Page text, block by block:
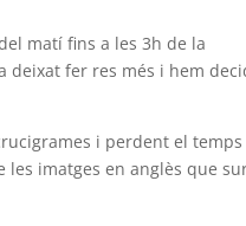
matí fins a les 3h de la
deixat fer res més i hem
i perdent el temps
les imatges en anglès que